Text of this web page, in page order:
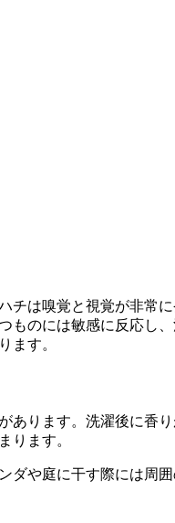
チは嗅覚と視覚が非常
ものには敏感に反応し
ます。
あります。洗濯後に香
ります。
ダや庭に干す際には周